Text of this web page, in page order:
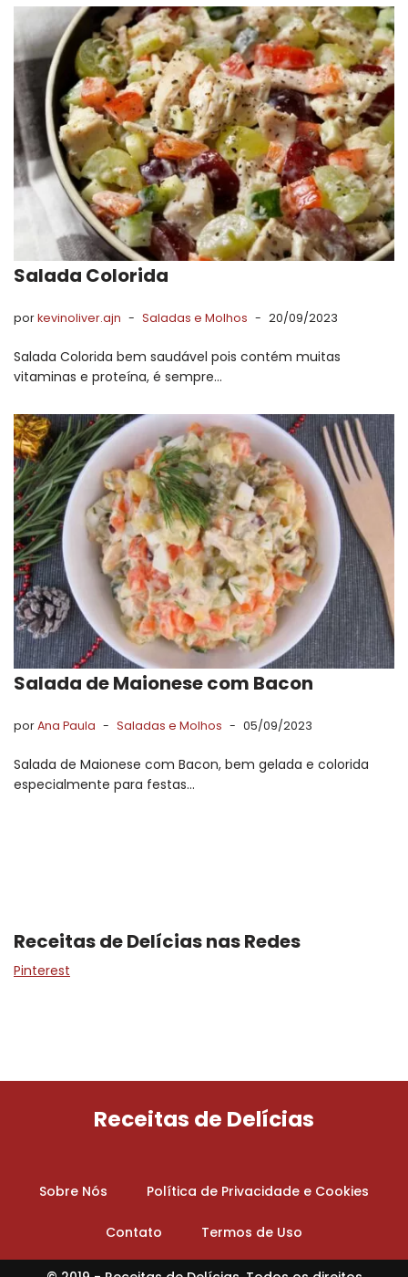
Salada Colorida
porkevinoliver.ajn Saladas e Molhos 20/09/2023
Salada Colorida bem saudável pois contém muitas
vitaminas e proteína, é sempre…
Salada de Maionese com Bacon
porAna Paula Saladas e Molhos 05/09/2023
Salada de Maionese com Bacon, bem gelada e colorida
especialmente para festas…
Receitas de Delícias nas Redes
Pinterest
Receitas de Delícias
Sobre Nós Política de Privacidade e Cookies
Contato Termos de Uso